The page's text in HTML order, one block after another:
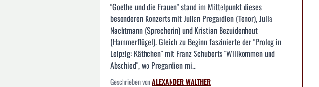
"Goethe und die Frauen" stand im Mittelpunkt dieses
besonderen Konzerts mit Julian Pregardien (Tenor), Julia
Nachtmann (Sprecherin) und Kristian Bezuidenhout
(Hammerflügel). Gleich zu Beginn faszinierte der "Prolog in
Leipzig: Käthchen" mit Franz Schuberts "Willkommen und
Abschied", wo Pregardien mi...
Geschrieben vonALEXANDER WALTHER